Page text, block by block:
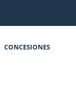
CONCESIONES